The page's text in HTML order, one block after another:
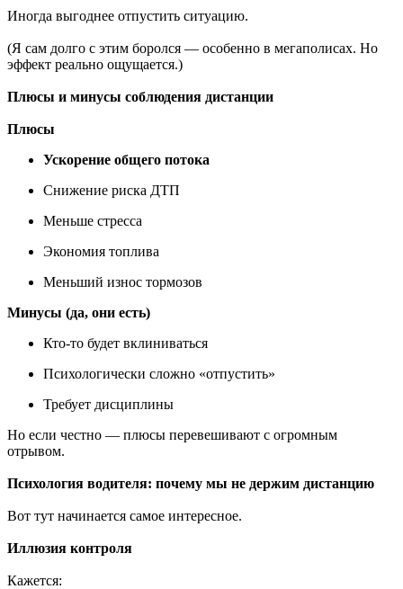
Иногда выгоднее отпустить ситуацию.
(Я сам долго с этим боролся — особенно в мегаполисах. Но
эффект реально ощущается.)
Плюсы и минусы соблюдения дистанции
Плюсы
Ускорение общего потока
Снижение риска ДТП
Меньше стресса
Экономия топлива
Меньший износ тормозов
Минусы (да, они есть)
Кто-то будет вклиниваться
Психологически сложно «отпустить»
Требует дисциплины
Но если честно — плюсы перевешивают с огромным
отрывом.
Психология водителя: почему мы не держим дистанцию
Вот тут начинается самое интересное.
Иллюзия контроля
Кажется: